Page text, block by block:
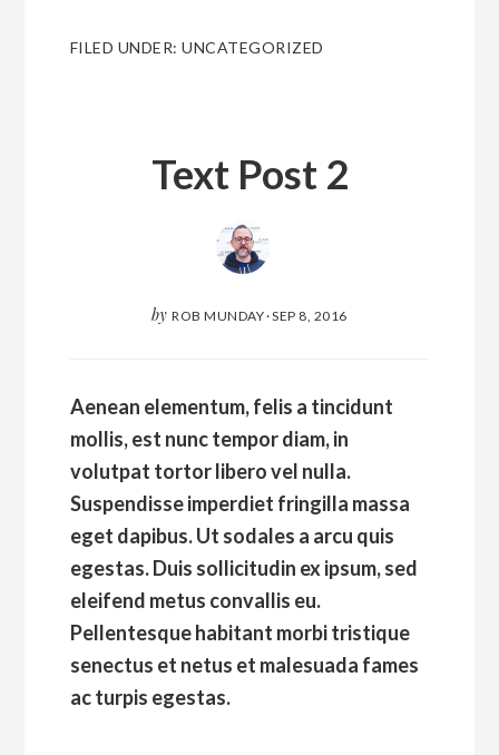
FILED UNDER:UNCATEGORIZED
Text Post 2
by ROB MUNDAY·SEP 8, 2016
Aenean elementum, felis a tincidunt
mollis, est nunc tempor diam, in
volutpat tortor libero vel nulla.
Suspendisse imperdiet fringilla massa
eget dapibus. Ut sodales a arcu quis
egestas. Duis sollicitudin ex ipsum, sed
eleifend metus convallis eu.
Pellentesque habitant morbi tristique
senectus et netus et malesuada fames
ac turpis egestas.